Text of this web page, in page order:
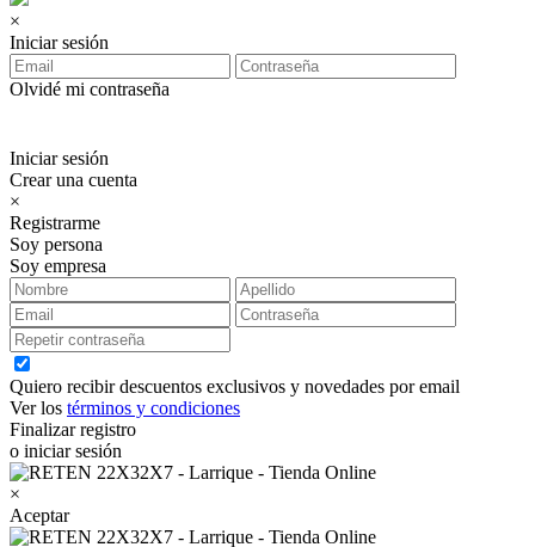
×
Iniciar sesión
Olvidé mi contraseña
Iniciar sesión
Crear una cuenta
×
Registrarme
Soy persona
Soy empresa
Quiero recibir descuentos exclusivos y novedades por email
Ver los términos y condiciones
Finalizar registro
o iniciar sesión
×
Aceptar